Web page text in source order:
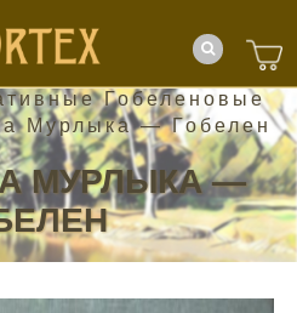
Гобеленовые
Мурлыка — Гобелен
МУРЛЫКА —